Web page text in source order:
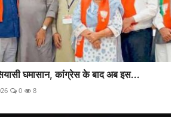
घमासान, कांग्रेस के बाद अब इस...
0 8